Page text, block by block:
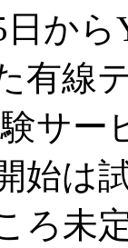
から
有線
サー
始は
ろ未